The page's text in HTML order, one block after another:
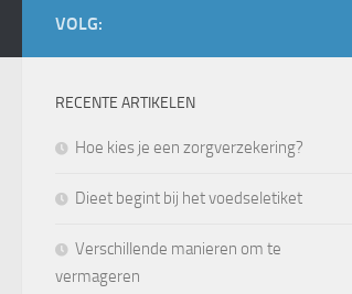
VOLG:
RECENTE ARTIKELEN
Hoe kies je een zorgverzekering?
Dieet begint bij het voedseletiket
Verschillende manieren om te
vermageren